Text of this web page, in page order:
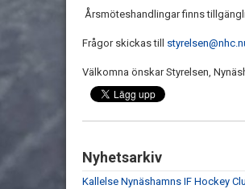
Årsmöteshandlingar finns
Frågor skickas till
Välkomna önskar Styrelsen,
Nyhetsarkiv
Kallelse Nynäshamns IF Hockey